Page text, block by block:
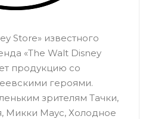
Store» известного
«The Walt Disney
продукцию со
героями.
зрителям Тачки,
Микки Маус, Холодное